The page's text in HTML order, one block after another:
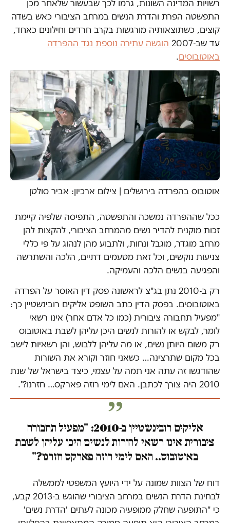
רשויות המדינה השונות, גרמו לכך שבעשור שלאחר מכן
התפשטה הפרת והדרת הנשים במרחב הציבורי כאש בשדה
קוצים, כשתוצאותיה מורגשות בקרב חרדים וחילונים כאחד,
עד שב-2007
הוגשה עתירה נוספת נגד ההפרדה
באוטובוסים.
אוטובוס בהפרדה בירושלים | צילום ארכיון: אביר סולטן
ככל שההפרדה נמשכה והתפשטה, התפיסה שלפיה קיימת
זכות מוקנית להדיר נשים מהמרחב הציבורי, להקצות להן
מרחב מוגדר, מוגבל ונחות, ולתבוע מהן לנהוג על פי כללי
צניעות נוקשים, וכל זאת מטעמים דתיים, הלכה והשתרשה
והפגיעה בנשים הלכה והעמיקה.
רק ב-2010 נתן בג"צ לראשונה פסק דין האוסר על הפרדה
באוטובוסים. בפסק הדין כתב השופט אליקים רובינשטיין כך:
"מפעיל תחבורה ציבורית (כמו כל אדם אחר) אינו רשאי
לומר, לבקש או להורות לנשים היכן עליהן לשבת באוטובוס
רק משום היותן נשים, או מה עליהן ללבוש, והן רשאיות לישב
בכל מקום שתרצינה… כשאני חוזר וקורא את השורות
שהודגשו זה עתה אני תמה על עצמי, כיצד בישראל של שנת
2010 היה צורך לכתבן. האם לימי רוזה פארקס… חזרנו?".
אליקים רובינשטיין ב-2010: "מפעיל תחבורה
ציבורית אינו רשאי להורות לנשים היכן עליהן לשבת
באוטובוס.. האם לימי רוזה פארקס חזרנו?"
דוח של הצוות שמונה על ידי היועץ המשפטי לממשלה
לבחינת הדרת הנשים במרחב הציבורי שהוגש ב-2013 קבע,
כי "התופעה שחלק ממופעיה מכונה לעתים 'הדרת נשים'